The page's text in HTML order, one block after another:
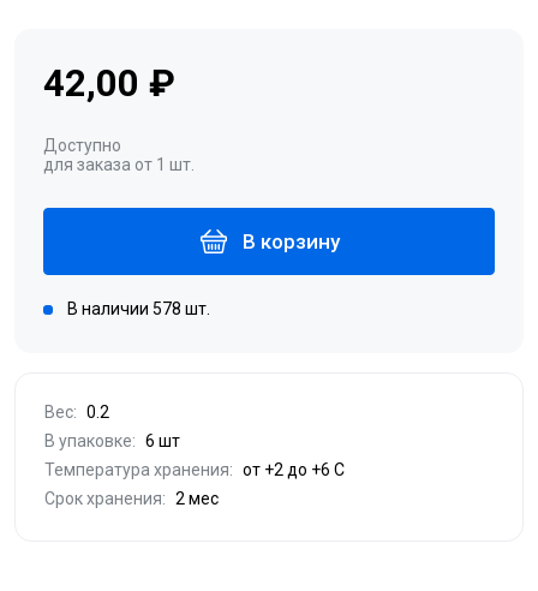
42,00 ₽
Доступно
для заказа от 1 шт.
В корзину
В наличии 578 шт.
Вес: 0.2
В упаковке: 6 шт
Температура хранения: от +2 до +6 С
Срок хранения: 2 мес